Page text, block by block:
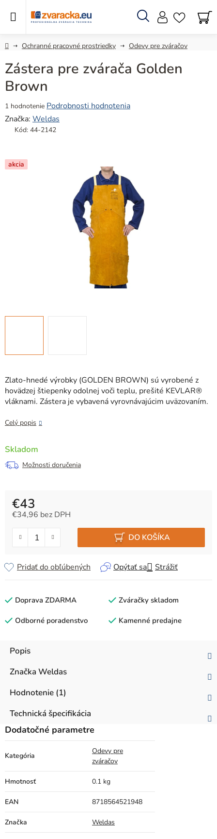
Hľadať
DomovOchranné pracovné prostriedky Odevy pre zváračov
Zlato-hnedé výrobky (GOLDEN BROWN) sú vyrobené z
hovädzej štiepenky odolnej voči teplu, prešité KEVLAR®
vláknami. Zástera je vybavená vyrovnávajúcim uväzovaním.
Celý popis
Skladom
Možnosti doručenia
€43
€34,96 bez DPH
DO KOŠÍKA
Opýtať sa Strážiť
Pridať do obľúbených
Zástera pre zvárača Golden
Brown
Priemerné
hodnotenie
produktu
z
5
1 hodnotenie Podrobnosti hodnotenia
Značka: Weldas
Kód: 44-2142
akcia
Doprava ZDARMA Zváračky skladom
Odborné poradenstvo Kamenné predajne
Popis
Značka Weldas
Hodnotenie (1)
Technická špecifikácia
Dodatočné parametre
Kategória
Odevy pre
zváračov
Hmotnosť 0.1 kg
EAN 8718564521948
Značka Weldas